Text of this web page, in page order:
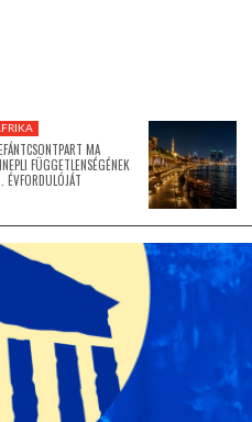
MA
FÜGGETLENSÉGÉNEK
ÉVFORDULÓJÁT